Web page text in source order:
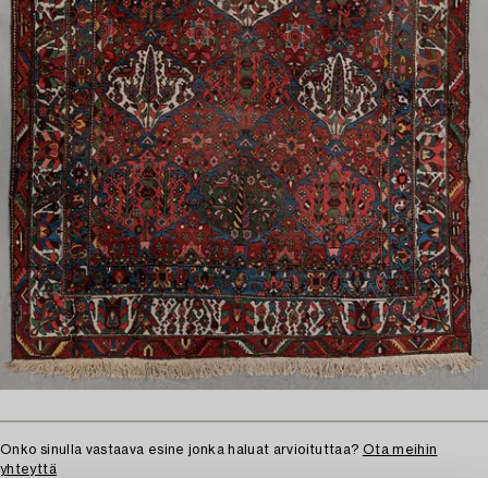
Onko sinulla vastaava esine jonka haluat arvioituttaa? Ota meihin
yhteyttä